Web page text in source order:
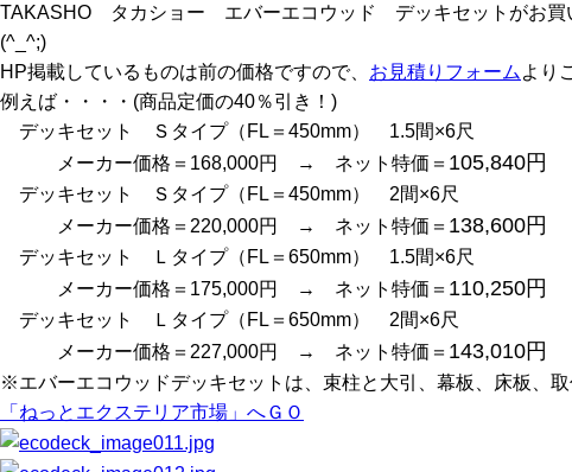
TAKASHO タカショー エバーエコウッド デッキセットがお買い
(^_^;)
HP掲載しているものは前の価格ですので、 お見積りフォーム より
例えば・・・・(商品定価の40％引き！)
デッキセット Ｓタイプ（FL＝450mm） 1.5間×6尺
メーカー価格＝168,000円 → ネット特価＝ 105,840円
デッキセット Ｓタイプ（FL＝450mm） 2間×6尺
メーカー価格＝220,000円 → ネット特価＝ 138,600円
デッキセット Ｌタイプ（FL＝650mm） 1.5間×6尺
メーカー価格＝175,000円 → ネット特価＝ 110,250円
デッキセット Ｌタイプ（FL＝650mm） 2間×6尺
メーカー価格＝227,000円 → ネット特価＝ 143,010円
※エバーエコウッドデッキセットは、束柱と大引、幕板、床板、
「ねっとエクステリア市場」へＧＯ